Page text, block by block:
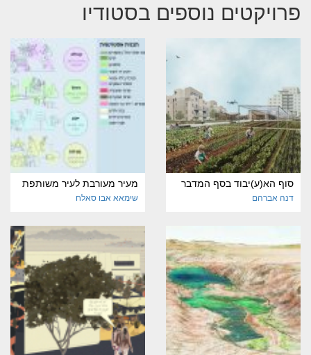
פרויקטים נוספים בסטודיו
סוף הא(ע)יבוד בסף המדבר
דנה אברהם
מעיר מעורבת לעיר משותפת
שימאא אבו סאלח